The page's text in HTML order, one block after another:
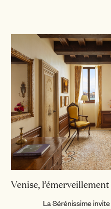
Venise,
La Sérénissime